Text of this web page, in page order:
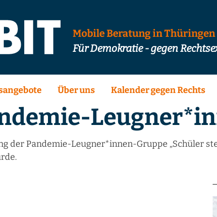
Mobile Beratung in Thüringen
Für Demokratie - gegen
Über uns Kalender gegen Rechts
der Pandemie-Leugner*innen-Gruppe „Schüler